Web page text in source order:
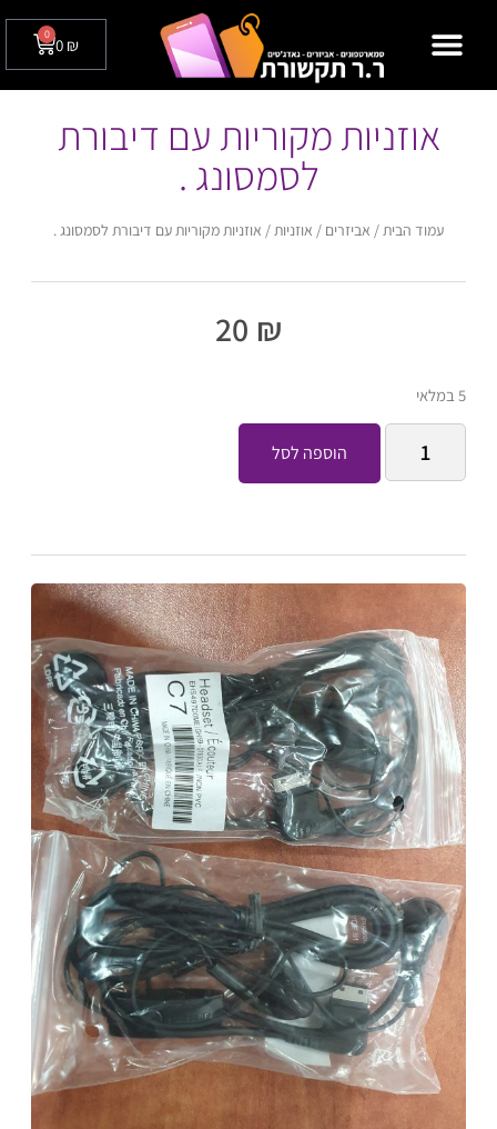
0 ₪
0
אוזניות מקוריות עם דיבורת
לסמסונג .
עמוד הבית / אביזרים / אוזניות / אוזניות מקוריות עם דיבורת לסמסונג .
20 ₪
5 במלאי
הוספה לסל